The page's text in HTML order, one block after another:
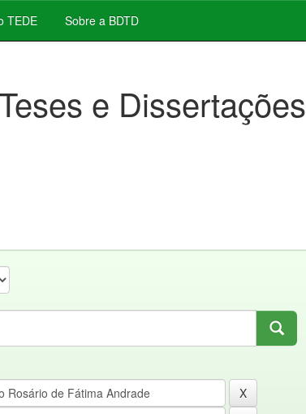
TEDE Sobre a BDTD
e Dissertações